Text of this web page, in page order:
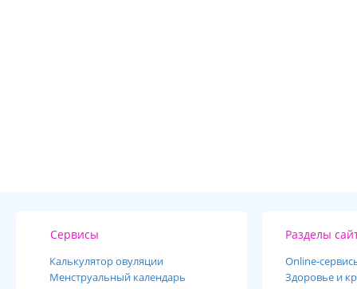
Сервисы
Калькулятор овуляции
Менструальный календарь
Разделы
Online-
Здоровье и